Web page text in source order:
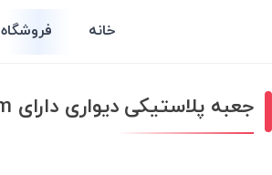
خانه فروشگاه
جعبه پلاستیکی دیواری دارای LCD – L168*W107*H45 mm